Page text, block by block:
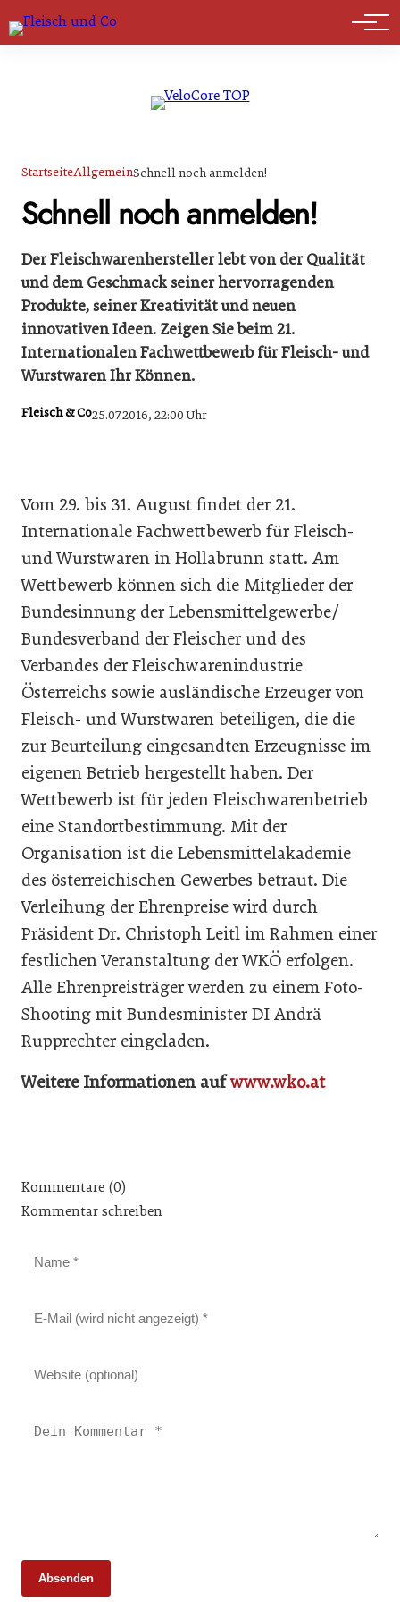
Marktführer
StartseiteAllgemeinSchnell noch anmelden!
Schnell noch anmelden!
Der Fleischwarenhersteller lebt von der Qualität
und dem Geschmack seiner hervorragenden
Produkte, seiner Kreativität und neuen
innovativen Ideen. Zeigen Sie beim 21.
Internationalen Fachwettbewerb für Fleisch- und
Wurstwaren Ihr Können.
Fleisch & Co25.07.2016, 22:00 Uhr
Vom 29. bis 31. August findet der 21.
Internationale Fachwettbewerb für Fleisch-
und Wurstwaren in Hollabrunn statt. Am
Wettbewerb können sich die Mitglieder der
Bundesinnung der Lebensmittelgewerbe/
Bundesverband der Fleischer und des
Verbandes der Fleischwarenindustrie
Österreichs sowie ausländische Erzeuger von
Fleisch- und Wurstwaren beteiligen, die die
zur Beurteilung eingesandten Erzeugnisse im
eigenen Betrieb hergestellt haben. Der
Wettbewerb ist für jeden Fleischwarenbetrieb
eine Standortbestimmung. Mit der
Organisation ist die Lebensmittelakademie
des österreichischen Gewerbes betraut. Die
Verleihung der Ehrenpreise wird durch
Präsident Dr. Christoph Leitl im Rahmen einer
festlichen Veranstaltung der WKÖ erfolgen.
Alle Ehrenpreisträger werden zu einem Foto-
Shooting mit Bundesminister DI Andrä
Rupprechter eingeladen.
Weitere Informationen aufwww.wko.at
Kommentare (0)
Kommentar schreiben
Absenden